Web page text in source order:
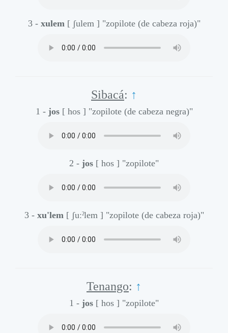
3 - xulem [ ʃulem ] "zopilote (de cabeza roja)"
Sibacá: ↑
1 - jos [ hos ] "zopilote (de cabeza negra)"
2 - jos [ hos ] "zopilote"
3 - xu'lem [ ʃuːˀlem ] "zopilote (de cabeza roja)"
Tenango: ↑
1 - jos [ hos ] "zopilote"